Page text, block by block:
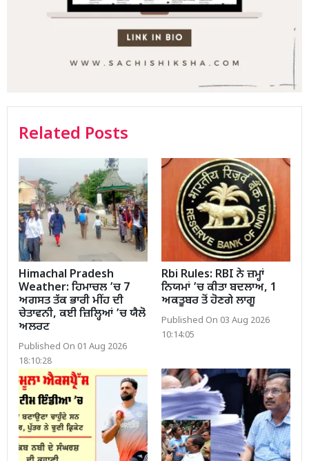
Related Posts
Himachal Pradesh
Weather: ਹਿਮਾਚਲ ’ਚ 7
ਅਗਸਤ ਤੱਕ ਭਾਰੀ ਮੀਂਹ ਦੀ
ਚੇਤਾਵਨੀ, ਕਈ ਜ਼ਿਲ੍ਹਿਆਂ ’ਚ ਯੈਲੋ
ਅਲਰਟ
Published On 01 Aug 2026
18:10:28
Rbi Rules: RBI ਨੇ ਜ਼ਮ੍ਹਾਂ
ਨਿਯਮਾਂ ’ਚ ਕੀਤਾ ਬਦਲਾਅ, 1
ਅਕਤੂਬਰ ਤੋਂ ਹੋਣਗੇ ਲਾਗੂ
Published On 03 Aug 2026
10:14:05